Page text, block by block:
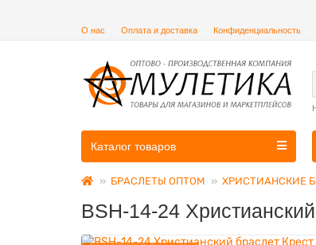
О нас Оплата и доставка Конфиденциальность
Каталог товаров
БРАСЛЕТЫ ОПТОМ ХРИСТИАНСКИЕ
BSH-14-24